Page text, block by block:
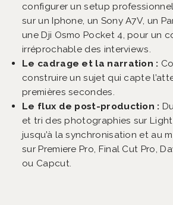
configurer un setup
sur un Iphone, un Sony A7V, un
une Dji Osmo Pocket 4, pour un
irréprochable des interviews.
Le cadrage et la narration :
construire un sujet qui capte
premières secondes.
Le flux de post-production :
et tri des photographies sur
jusqu’à la synchronisation et au
sur Premiere Pro, Final Cut Pro,
ou Capcut.